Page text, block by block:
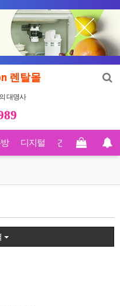
렌탈몰
대명사
디지털 건강 Biz렌탈